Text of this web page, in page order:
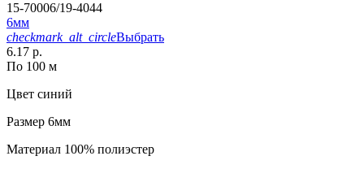
15-70006/19-4044
6мм
checkmark_alt_circleВыбрать
6.17 р.
По 100 м
Цвет синий
Размер 6мм
Материал 100% полиэстер